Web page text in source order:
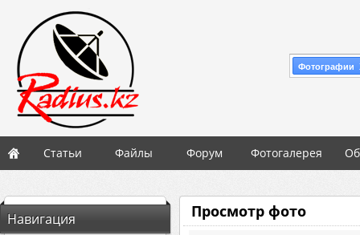
Фотографии
Статьи Файлы Форум Фотогалерея
Навигация
Просмотр фото